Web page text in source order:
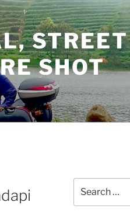
STREET
SHOT
for: